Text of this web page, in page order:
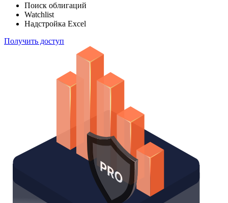
Поиск облигаций
Watchlist
Надстройка Excel
Получить доступ